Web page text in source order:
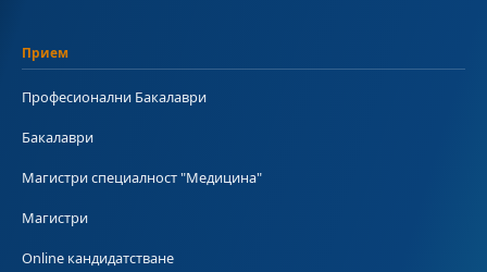
Прием
Професионални Бакалаври
Бакалаври
Магистри специалност "Медицина"
Магистри
Online кандидатстване